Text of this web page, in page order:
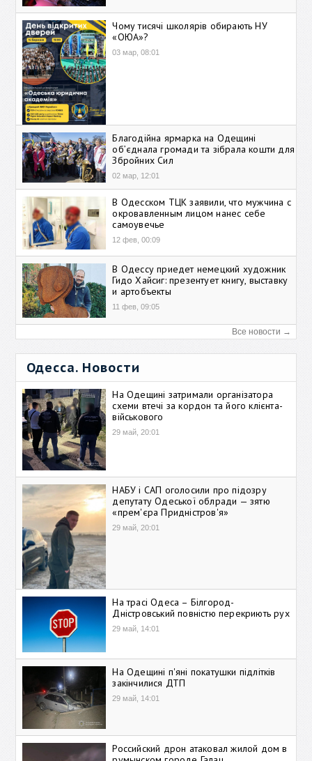
Чому тисячі школярів обирають НУ
«ОЮА»?
03 мар, 08:01
Благодійна ярмарка на Одещині
об’єднала громади та зібрала кошти для
Збройних Сил
02 мар, 12:01
В Одесском ТЦК заявили, что мужчина с
окровавленным лицом нанес себе
самоувечье
12 фев, 00:09
В Одессу приедет немецкий художник
Гидо Хайсиг: презентует книгу, выставку
и артобъекты
11 фев, 09:05
Все новости →
Одесса. Новости
На Одещині затримали організатора
схеми втечі за кордон та його клієнта-
військового
29 май, 20:01
НАБУ і САП оголосили про підозру
депутату Одеської облради — зятю
«прем'єра Придністров'я»
29 май, 20:01
На трасі Одеса – Білгород-
Дністровський повністю перекриють рух
29 май, 14:01
На Одещині п'яні покатушки підлітків
закінчилися ДТП
29 май, 14:01
Российский дрон атаковал жилой дом в